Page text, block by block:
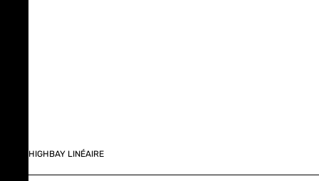
HIGHBAY LINÉAIRE